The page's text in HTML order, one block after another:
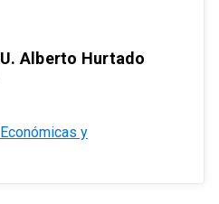
Alberto Hurtado
y